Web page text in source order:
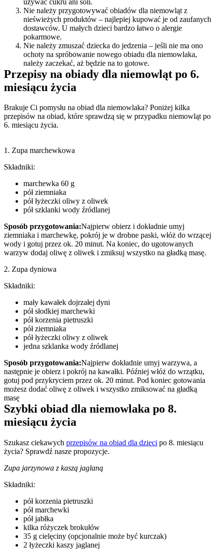
Nie należy przygotowywać obiadów dla niemowląt z
nieświeżych produktów – najlepiej kupować je od zaufanych
dostawców. U małych dzieci bardzo łatwo o alergie
pokarmowe.
Nie należy zmuszać dziecka do jedzenia – jeśli nie ma ono
ochoty na spróbowanie nowego obiadu dla niemowlaka,
należy zaczekać, aż będzie na to gotowe.
Przepisy na obiady dla niemowląt po 6.
miesiącu życia
Brakuje Ci pomysłu na obiad dla niemowlaka? Poniżej kilka
przepisów na obiad, które sprawdzą się w przypadku niemowląt po
6. miesiącu życia.
1. Zupa marchewkowa
Składniki:
marchewka 60 g
pół ziemniaka
pół łyżeczki oliwy z oliwek
pół szklanki wody źródlanej
Sposób przygotowania:Najpierw obierz i dokładnie umyj
ziemniaka i marchewkę, pokrój je w drobne paski, włóż do wrzącej
wody i gotuj przez ok. 20 minut. Na koniec, do ugotowanych
warzyw dodaj oliwę z oliwek i zmiksuj wszystko na gładką masę.
2. Zupa dyniowa
Składniki:
mały kawałek dojrzałej dyni
pół słodkiej marchewki
pół korzenia pietruszki
pół ziemniaka
pół łyżeczki oliwy z oliwek
jedna szklanka wody źródlanej
Sposób przygotowania:Najpierw dokładnie umyj warzywa, a
następnie je obierz i pokrój na kawałki. Później włóż do wrzątku,
gotuj pod przykryciem przez ok. 20 minut. Pod koniec gotowania
możesz dodać oliwę z oliwek i wszystko zmiksować na gładką
masę
Szybki obiad dla niemowlaka po 8.
miesiącu życia
Szukasz ciekawych przepisów na obiad dla dzieci po 8. miesiącu
życia? Sprawdź nasze propozycje.
Zupa jarzynowa z kaszą jaglaną
Składniki:
pół korzenia pietruszki
pół marchewki
pół jabłka
kilka różyczek brokułów
35 g cielęciny (opcjonalnie może być kurczak)
2 łyżeczki kaszy jaglanej